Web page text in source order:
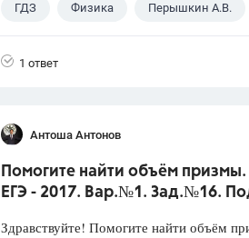
ГДЗ Физика Перышкин А.В.
1 ответ
Антоша Антонов
Помогите найти объём
ЕГЭ - 2017. Вар.№1. Зад.№16.
Здравствуйте! Помогите найти объём